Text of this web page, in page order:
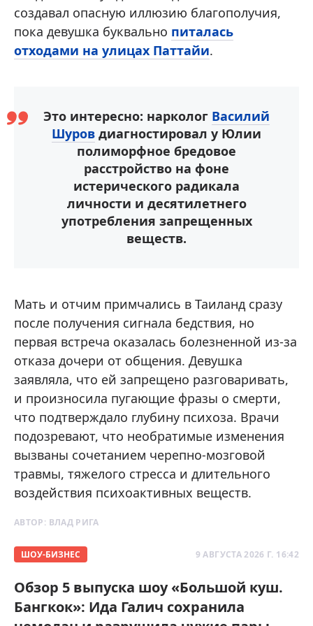
создавал опасную иллюзию благополучия,
пока девушка буквально питалась
отходами на улицах Паттайи.
Это интересно: нарколог Василий
Шуров диагностировал у Юлии
полиморфное бредовое
расстройство на фоне
истерического радикала
личности и десятилетнего
употребления запрещенных
веществ.
Мать и отчим примчались в Таиланд сразу
после получения сигнала бедствия, но
первая встреча оказалась болезненной из-за
отказа дочери от общения. Девушка
заявляла, что ей запрещено разговаривать,
и произносила пугающие фразы о смерти,
что подтверждало глубину психоза. Врачи
подозревают, что необратимые изменения
вызваны сочетанием черепно-мозговой
травмы, тяжелого стресса и длительного
воздействия психоактивных веществ.
АВТОР: ВЛАД РИГА
ШОУ-БИЗНЕС 9 АВГУСТА 2026 Г. 16:42
Обзор 5 выпуска шоу «Большой куш.
Бангкок»: Ида Галич сохранила